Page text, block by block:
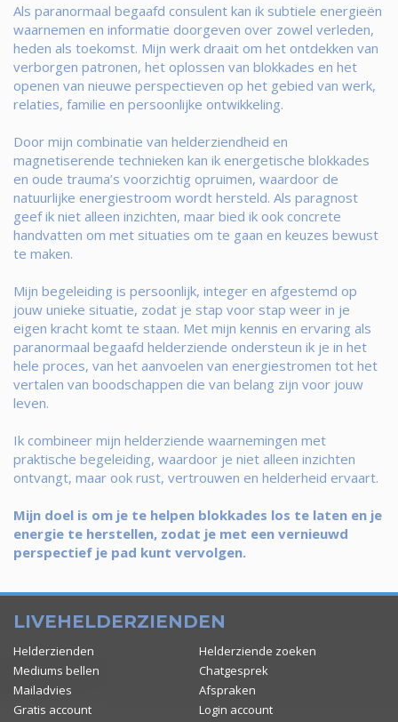
Als paranormaal begaafd consulent kan ik subtiele energieën
waarnemen en informatie doorgeven over zowel verleden,
heden als toekomst. Mijn werk draait om het ontdekken van
verborgen patronen, het oplossen van blokkades en het
openen van nieuwe perspectieven op het gebied van werk,
relaties, familie en persoonlijke ontwikkeling.
Door mijn combinatie van helderziendheid en
magnetiserende technieken kan ik energetische blokkades
en oude trauma’s voorzichtig opruimen, waardoor de
natuurlijke energiestroom wordt hersteld. Als paragnost
geef ik niet alleen inzichten, maar bied ik ook concrete
handvatten om met situaties om te gaan en keuzes bewust
te maken.
Mijn begeleiding is persoonlijk, integer en afgestemd op
jouw unieke situatie, zodat je stap voor stap weer in je
eigen kracht komt te staan. Met mijn kennis en ervaring als
paranormaal begaafd helderziende ondersteun ik je in het
hele proces, van het aanvoelen van energiestromen tot het
vertalen van boodschappen die van belang zijn voor jouw
leven.
Ik combineer mijn helderziende waarnemingen met
praktische begeleiding, waardoor je niet alleen inzichten
ontvangt, maar ook rust, vertrouwen en helderheid ervaart.
Mijn doel is om je te helpen blokkades los te laten en je
energie te herstellen, zodat je met een vernieuwd
perspectief je pad kunt vervolgen.
LIVEHELDERZIENDEN
Helderzienden
Helderziende zoeken
Mediums bellen
Chatgesprek
Mailadvies
Afspraken
Gratis account
Login account